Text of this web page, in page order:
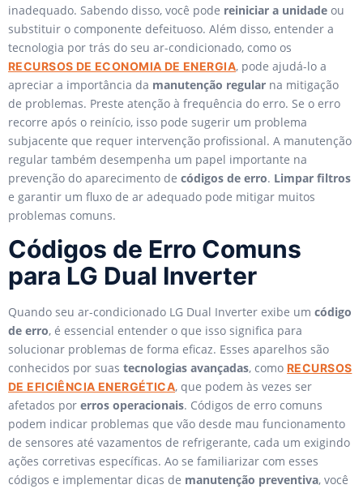
inadequado. Sabendo disso, você pode reiniciar a unidade ou
substituir o componente defeituoso. Além disso, entender a
tecnologia por trás do seu ar-condicionado, como os
RECURSOS DE ECONOMIA DE ENERGIA, pode ajudá-lo a
apreciar a importância da manutenção regular na mitigação
de problemas. Preste atenção à frequência do erro. Se o erro
recorre após o reinício, isso pode sugerir um problema
subjacente que requer intervenção profissional. A manutenção
regular também desempenha um papel importante na
prevenção do aparecimento de códigos de erro. Limpar filtros
e garantir um fluxo de ar adequado pode mitigar muitos
problemas comuns.
Códigos de Erro Comuns
para LG Dual Inverter
Quando seu ar-condicionado LG Dual Inverter exibe um código
de erro, é essencial entender o que isso significa para
solucionar problemas de forma eficaz. Esses aparelhos são
conhecidos por suas tecnologias avançadas, como RECURSOS
DE EFICIÊNCIA ENERGÉTICA, que podem às vezes ser
afetados por erros operacionais. Códigos de erro comuns
podem indicar problemas que vão desde mau funcionamento
de sensores até vazamentos de refrigerante, cada um exigindo
ações corretivas específicas. Ao se familiarizar com esses
códigos e implementar dicas de manutenção preventiva, você